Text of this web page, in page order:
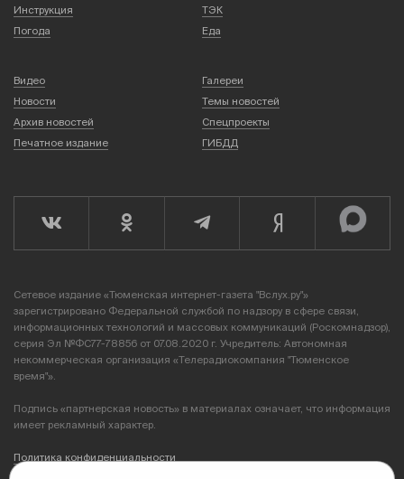
Инструкция
ТЭК
Погода
Еда
Видео
Галереи
Новости
Темы новостей
Архив новостей
Спецпроекты
Печатное издание
ГИБДД
Сетевое издание «Тюменская интернет-газета "Вслух.ру"»
зарегистрировано Федеральной службой по надзору в сфере связи,
информационных технологий и массовых коммуникаций (Роскомнадзор),
серия Эл №ФС77-78856 от 07.08.2020 г. Учредитель: Автономная
некоммерческая организация «Телерадиокомпания "Тюменское
время"».
Подпись «партнерская новость» в материалах означает, что информация
имеет рекламный характер.
Политика конфиденциальности